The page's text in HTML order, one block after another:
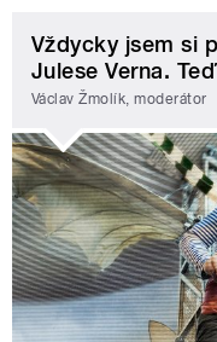
Vždycky jsem si
Julese Verna.
Václav Žmolík, moderátor